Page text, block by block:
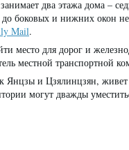
два этажа дома –
до боковых и нижних окон
Mail.
место для дорог и
местной транспортной
Янцзы и Цзялинцзян,
могут дважды